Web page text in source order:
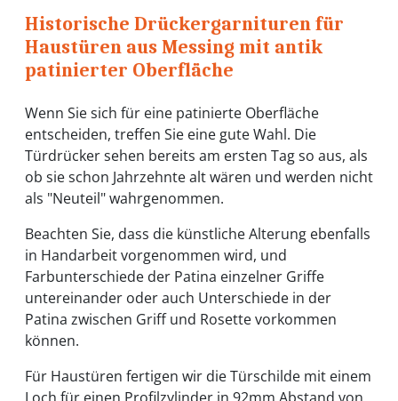
Historische Drückergarnituren für
Haustüren aus Messing mit antik
patinierter Oberfläche
Wenn Sie sich für eine patinierte Oberfläche
entscheiden, treffen Sie eine gute Wahl. Die
Türdrücker sehen bereits am ersten Tag so aus, als
ob sie schon Jahrzehnte alt wären und werden nicht
als "Neuteil" wahrgenommen.
Beachten Sie, dass die künstliche Alterung ebenfalls
in Handarbeit vorgenommen wird, und
Farbunterschiede der Patina einzelner Griffe
untereinander oder auch Unterschiede in der
Patina zwischen Griff und Rosette vorkommen
können.
Für Haustüren fertigen wir die Türschilde mit einem